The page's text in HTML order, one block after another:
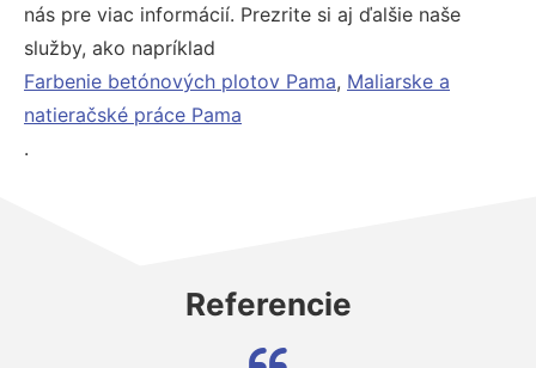
nás pre viac informácií. Prezrite si aj ďalšie naše
služby, ako napríklad
Farbenie betónových plotov Pama, Maliarske a
natieračské práce Pama
.
Referencie